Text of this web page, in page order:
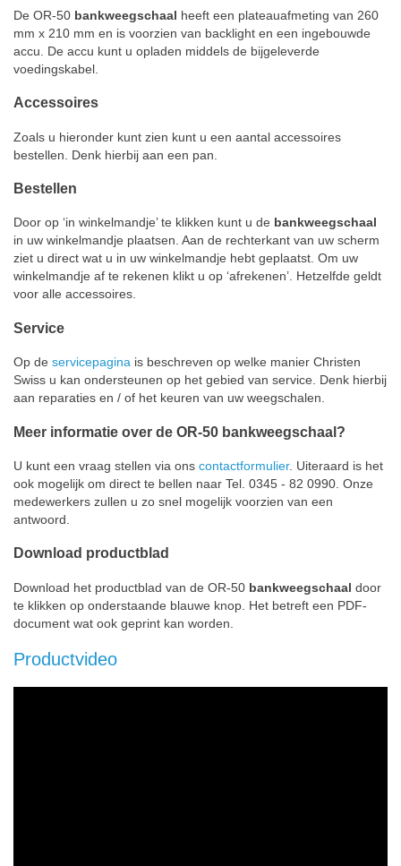
De OR-50 bankweegschaal heeft een plateauafmeting van 260
mm x 210 mm en is voorzien van backlight en een ingebouwde
accu. De accu kunt u opladen middels de bijgeleverde
voedingskabel.
Accessoires
Zoals u hieronder kunt zien kunt u een aantal accessoires
bestellen. Denk hierbij aan een pan.
Bestellen
Door op ‘in winkelmandje’ te klikken kunt u de bankweegschaal
in uw winkelmandje plaatsen. Aan de rechterkant van uw scherm
ziet u direct wat u in uw winkelmandje hebt geplaatst. Om uw
winkelmandje af te rekenen klikt u op ‘afrekenen’. Hetzelfde geldt
voor alle accessoires.
Service
Op de servicepagina is beschreven op welke manier Christen
Swiss u kan ondersteunen op het gebied van service. Denk hierbij
aan reparaties en / of het keuren van uw weegschalen.
Meer informatie over de OR-50 bankweegschaal?
U kunt een vraag stellen via ons contactformulier. Uiteraard is het
ook mogelijk om direct te bellen naar Tel. 0345 - 82 0990. Onze
medewerkers zullen u zo snel mogelijk voorzien van een
antwoord.
Download productblad
Download het productblad van de OR-50 bankweegschaal door
te klikken op onderstaande blauwe knop. Het betreft een PDF-
document wat ook geprint kan worden.
Productvideo